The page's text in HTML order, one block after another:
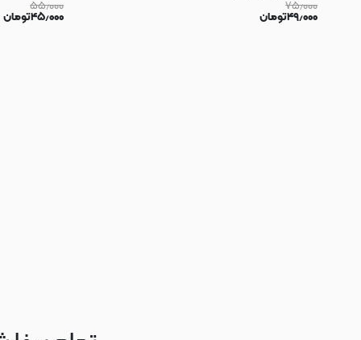
۷۵٫۰۰۰
۴۹٫۰۰۰تومان
۵۵٫۰۰۰
۴۵٫۰۰۰تومان